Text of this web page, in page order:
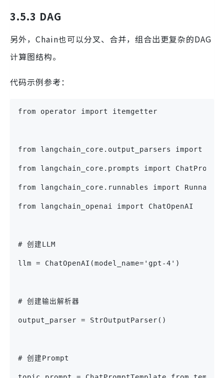
3.5.3 DAG
另外，Chain也可以分叉、合并，组合出更复杂的DAG
计算图结构。
代码示例参考：
from operator import itemgetter
from langchain_core.output_parsers import
from langchain_core.prompts import
from langchain_core.runnables import
from langchain_openai import ChatOpenAI
# 创建LLM
llm = ChatOpenAI(model_name='gpt-4')
# 创建输出解析器
output_parser = StrOutputParser()
# 创建Prompt